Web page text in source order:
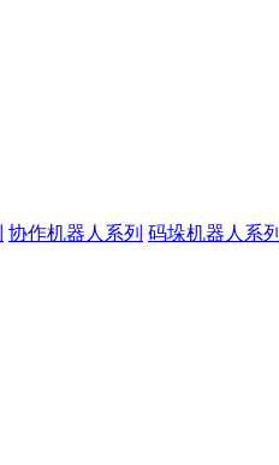
协作机器人系列 码垛机器人系列